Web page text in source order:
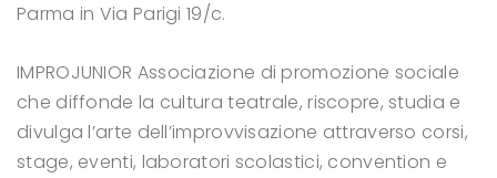
Parma in Via Parigi 19/c.
IMPROJUNIOR Associazione di promozione sociale
che diffonde la cultura teatrale, riscopre, studia e
divulga l’arte dell’improvvisazione attraverso corsi,
stage, eventi, laboratori scolastici, convention e